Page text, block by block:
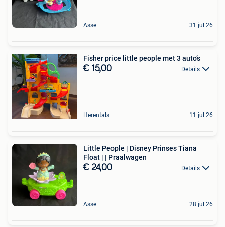
Asse 31 jul 26
Fisher price little people met 3 auto’s
€ 15,00 Details
Herentals 11 jul 26
Little People | Disney Prinses Tiana
Float | | Praalwagen
€ 24,00 Details
Asse 28 jul 26